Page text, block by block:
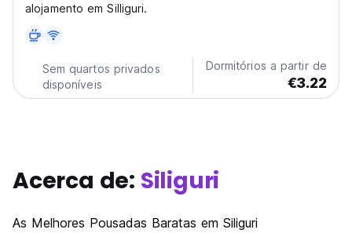
alojamento em Silliguri.
Sem quartos privados
disponíveis
Dormitórios a partir de
€3.22
Acerca de: Siliguri
As Melhores Pousadas Baratas em Siliguri